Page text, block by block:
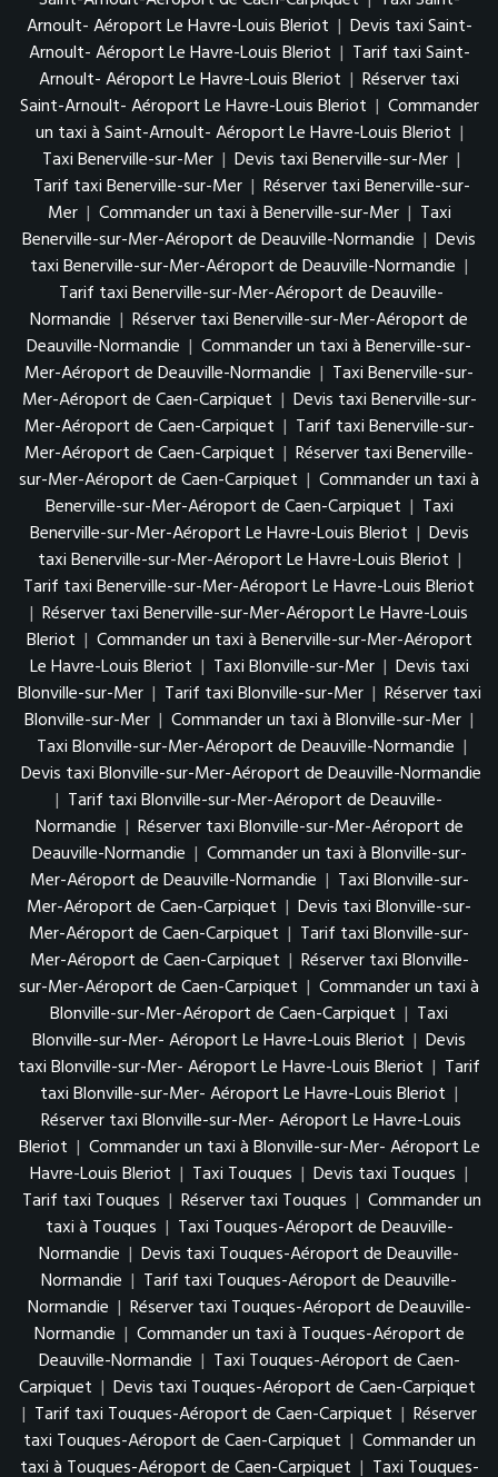
Arnoult- Aéroport Le Havre-Louis Bleriot | Devis taxi Saint-
Arnoult- Aéroport Le Havre-Louis Bleriot | Tarif taxi Saint-
Arnoult- Aéroport Le Havre-Louis Bleriot | Réserver taxi
Saint-Arnoult- Aéroport Le Havre-Louis Bleriot | Commander
un taxi à Saint-Arnoult- Aéroport Le Havre-Louis Bleriot |
Taxi Benerville-sur-Mer | Devis taxi Benerville-sur-Mer |
Tarif taxi Benerville-sur-Mer | Réserver taxi Benerville-sur-
Mer | Commander un taxi à Benerville-sur-Mer | Taxi
Benerville-sur-Mer-Aéroport de Deauville-Normandie | Devis
taxi Benerville-sur-Mer-Aéroport de Deauville-Normandie |
Tarif taxi Benerville-sur-Mer-Aéroport de Deauville-
Normandie | Réserver taxi Benerville-sur-Mer-Aéroport de
Deauville-Normandie | Commander un taxi à Benerville-sur-
Mer-Aéroport de Deauville-Normandie | Taxi Benerville-sur-
Mer-Aéroport de Caen-Carpiquet | Devis taxi Benerville-sur-
Mer-Aéroport de Caen-Carpiquet | Tarif taxi Benerville-sur-
Mer-Aéroport de Caen-Carpiquet | Réserver taxi Benerville-
sur-Mer-Aéroport de Caen-Carpiquet | Commander un taxi à
Benerville-sur-Mer-Aéroport de Caen-Carpiquet | Taxi
Benerville-sur-Mer-Aéroport Le Havre-Louis Bleriot | Devis
taxi Benerville-sur-Mer-Aéroport Le Havre-Louis Bleriot |
Tarif taxi Benerville-sur-Mer-Aéroport Le Havre-Louis Bleriot
| Réserver taxi Benerville-sur-Mer-Aéroport Le Havre-Louis
Bleriot | Commander un taxi à Benerville-sur-Mer-Aéroport
Le Havre-Louis Bleriot | Taxi Blonville-sur-Mer | Devis taxi
Blonville-sur-Mer | Tarif taxi Blonville-sur-Mer | Réserver taxi
Blonville-sur-Mer | Commander un taxi à Blonville-sur-Mer |
Taxi Blonville-sur-Mer-Aéroport de Deauville-Normandie |
Devis taxi Blonville-sur-Mer-Aéroport de Deauville-Normandie
| Tarif taxi Blonville-sur-Mer-Aéroport de Deauville-
Normandie | Réserver taxi Blonville-sur-Mer-Aéroport de
Deauville-Normandie | Commander un taxi à Blonville-sur-
Mer-Aéroport de Deauville-Normandie | Taxi Blonville-sur-
Mer-Aéroport de Caen-Carpiquet | Devis taxi Blonville-sur-
Mer-Aéroport de Caen-Carpiquet | Tarif taxi Blonville-sur-
Mer-Aéroport de Caen-Carpiquet | Réserver taxi Blonville-
sur-Mer-Aéroport de Caen-Carpiquet | Commander un taxi à
Blonville-sur-Mer-Aéroport de Caen-Carpiquet | Taxi
Blonville-sur-Mer- Aéroport Le Havre-Louis Bleriot | Devis
taxi Blonville-sur-Mer- Aéroport Le Havre-Louis Bleriot | Tarif
taxi Blonville-sur-Mer- Aéroport Le Havre-Louis Bleriot |
Réserver taxi Blonville-sur-Mer- Aéroport Le Havre-Louis
Bleriot | Commander un taxi à Blonville-sur-Mer- Aéroport Le
Havre-Louis Bleriot | Taxi Touques | Devis taxi Touques |
Tarif taxi Touques | Réserver taxi Touques | Commander un
taxi à Touques | Taxi Touques-Aéroport de Deauville-
Normandie | Devis taxi Touques-Aéroport de Deauville-
Normandie | Tarif taxi Touques-Aéroport de Deauville-
Normandie | Réserver taxi Touques-Aéroport de Deauville-
Normandie | Commander un taxi à Touques-Aéroport de
Deauville-Normandie | Taxi Touques-Aéroport de Caen-
Carpiquet | Devis taxi Touques-Aéroport de Caen-Carpiquet
| Tarif taxi Touques-Aéroport de Caen-Carpiquet | Réserver
taxi Touques-Aéroport de Caen-Carpiquet | Commander un
taxi à Touques-Aéroport de Caen-Carpiquet | Taxi Touques-